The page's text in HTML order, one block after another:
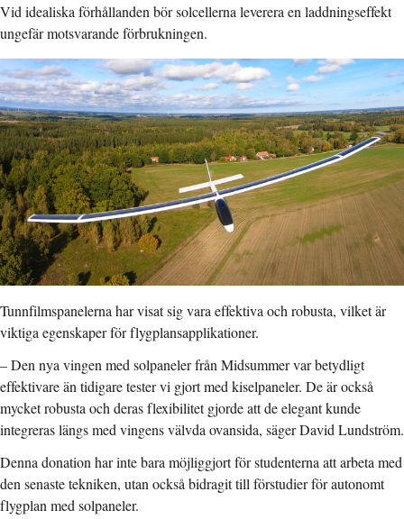
Vid idealiska förhållanden bör solcellerna leverera en laddningseffekt
ungefär motsvarande förbrukningen.
Tunnfilmspanelerna har visat sig vara effektiva och robusta, vilket är
viktiga egenskaper för flygplansapplikationer.
– Den nya vingen med solpaneler från Midsummer var betydligt
effektivare än tidigare tester vi gjort med kiselpaneler. De är också
mycket robusta och deras flexibilitet gjorde att de elegant kunde
integreras längs med vingens välvda ovansida, säger David Lundström.
Denna donation har inte bara möjliggjort för studenterna att arbeta med
den senaste tekniken, utan också bidragit till förstudier för autonomt
flygplan med solpaneler.